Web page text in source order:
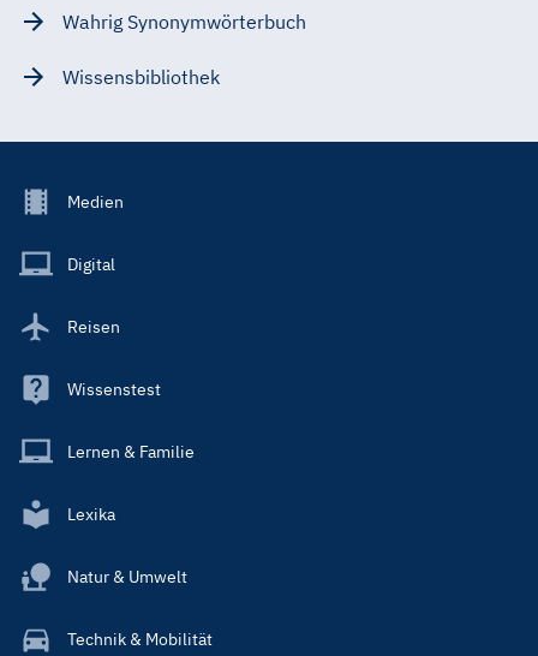
Wahrig Synonymwörterbuch
Wissensbibliothek
Footer
Main
Medien
Digital
Reisen
Wissenstest
Lernen & Familie
Lexika
Natur & Umwelt
Technik & Mobilität